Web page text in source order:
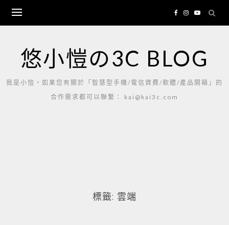
content
悠小愷の3C BLOG
我是小愷，如果您有關於「智慧型手機/電信資費/軟體/產品開箱」的
合作需求都可以聯繫： kai@kai3c.com
標籤: 雲端